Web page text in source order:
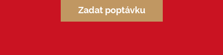
Zadat poptávku